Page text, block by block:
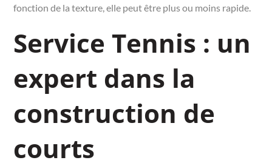
fonction de la texture, elle peut être plus ou moins rapide.
Service Tennis : un
expert dans la
construction de
courts